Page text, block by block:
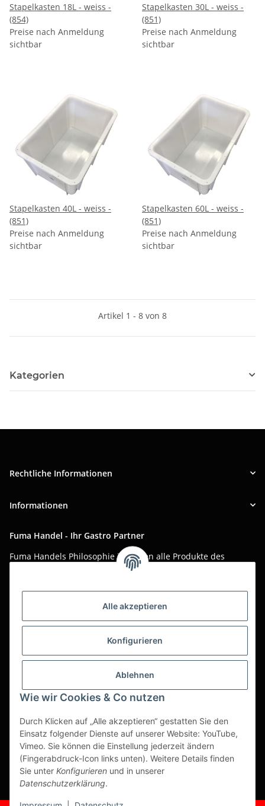
Alle akzeptieren
Konfigurieren
Ablehnen
Wie wir Cookies & Co nutzen
Durch Klicken auf „Alle akzeptieren“ gestatten Sie den
Einsatz folgender Dienste auf unserer Website: YouTube,
Vimeo. Sie können die Einstellung jederzeit ändern
(Fingerabdruck-Icon links unten). Weitere Details finden
Sie unter Konfigurieren und in unserer
Datenschutzerklärung.
Stapelkasten 18L - weiss -
(854)
Preise nach Anmeldung
sichtbar
Stapelkasten 30L - weiss -
(851)
Preise nach Anmeldung
sichtbar
Stapelkasten 40L - weiss -
(851)
Preise nach Anmeldung
sichtbar
Stapelkasten 60L - weiss -
(851)
Preise nach Anmeldung
sichtbar
Artikel 1 - 8 von 8
Kategorien
Rechtliche Informationen
Informationen
Fuma Handel - Ihr Gastro Partner
Fuma Handels Philosophie ist, Ihnen alle Produkte des
täglichen Gastro-Alltags zu günstigen Online-Preisen mit
Asiatika, Gastraum-Dekorationen, Tischgedeck, Servietten,
weltweit um Ihnen das perfekte Produkt zum optimalen Preis
Seit über 20 Jahren sind wir für Sie im Einsatz!
geltender gesetzl. USt.
Dies ist ein reiner B2B Shop für Gewerbetreibende -
Bestellungen von Privatkunden werden nicht bearbeitet!
Partner-Seite
https://ruuga.de
* Alle Preise zzgl. gesetzlicher USt., zzgl.